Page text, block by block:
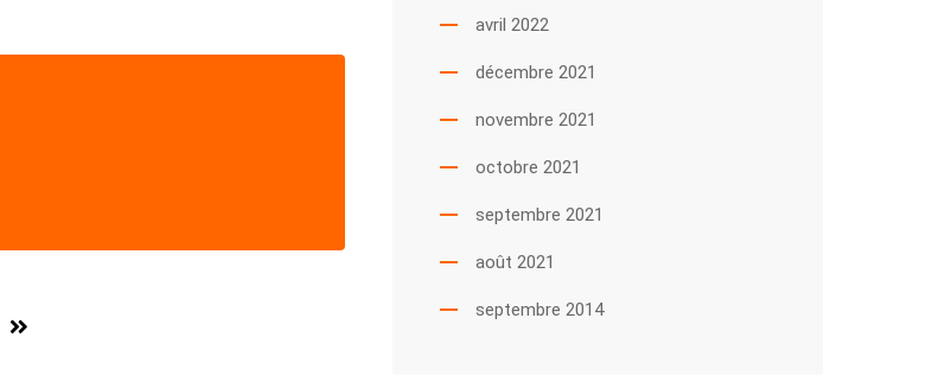
Email
avril 2022
décembre 2021
novembre 2021
octobre 2021
septembre 2021
août 2021
septembre 2014